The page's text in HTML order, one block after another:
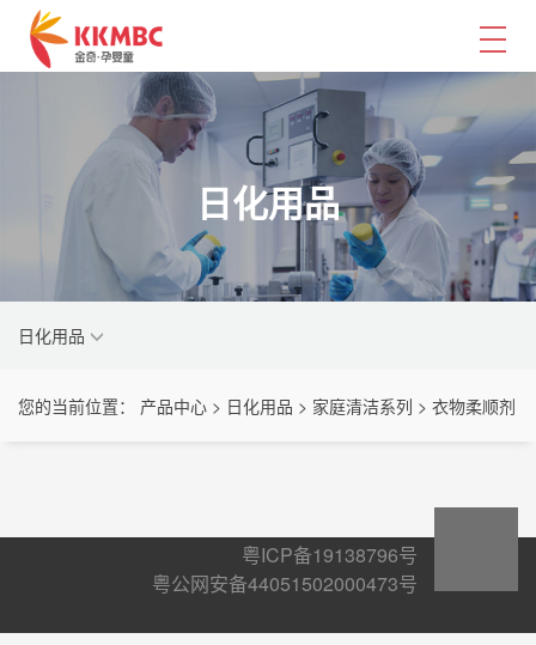
日化用品
日化用品
您的当前位置： 产品中心 > 日化用品 > 家庭清洁系列 > 衣物柔顺剂
粤ICP备19138796号
粤公网安备44051502000473号